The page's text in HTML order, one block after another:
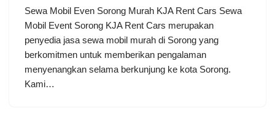
Sewa Mobil Even Sorong Murah KJA Rent Cars Sewa
Mobil Event Sorong KJA Rent Cars merupakan
penyedia jasa sewa mobil murah di Sorong yang
berkomitmen untuk memberikan pengalaman
menyenangkan selama berkunjung ke kota Sorong.
Kami…